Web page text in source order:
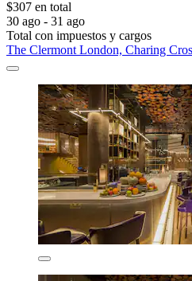
$307 en total
30 ago - 31 ago
Total con impuestos y cargos
The Clermont London, Charing